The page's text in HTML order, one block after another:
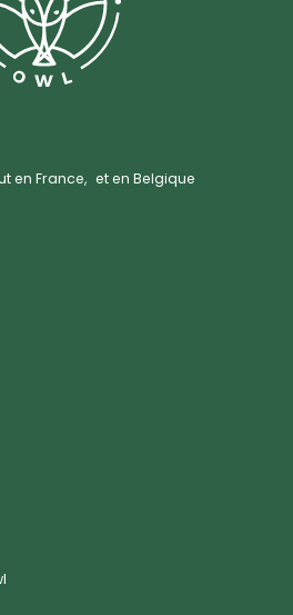
en France, et en Belgique